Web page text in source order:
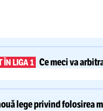
ÎN LIGA 1 Ce meci va
lege privind folosirea